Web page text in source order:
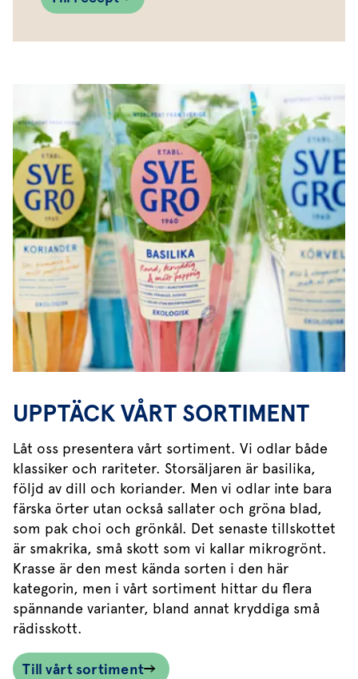
UPPTÄCK VÅRT SORTIMENT
Låt oss presentera vårt sortiment. Vi odlar både
klassiker och rariteter. Storsäljaren är basilika,
följd av dill och koriander. Men vi odlar inte bara
färska örter utan också sallater och gröna blad,
som pak choi och grönkål. Det senaste tillskottet
är smakrika, små skott som vi kallar mikrogrönt.
Krasse är den mest kända sorten i den här
kategorin, men i vårt sortiment hittar du flera
spännande varianter, bland annat kryddiga små
rädisskott.
Till vårt sortiment